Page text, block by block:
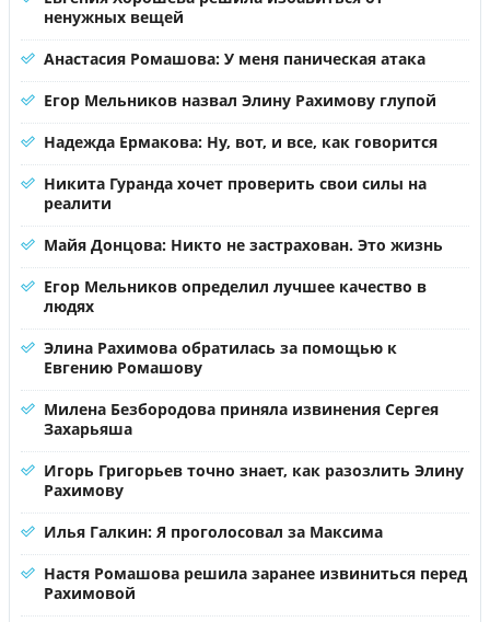
ненужных вещей
Анастасия Ромашова: У меня паническая атака
Егор Мельников назвал Элину Рахимову глупой
Надежда Ермакова: Ну, вот, и все, как говорится
Никита Гуранда хочет проверить свои силы на
реалити
Майя Донцова: Никто не застрахован. Это жизнь
Егор Мельников определил лучшее качество в
людях
Элина Рахимова обратилась за помощью к
Евгению Ромашову
Милена Безбородова приняла извинения Сергея
Захарьяша
Игорь Григорьев точно знает, как разозлить Элину
Рахимову
Илья Галкин: Я проголосовал за Максима
Настя Ромашова решила заранее извиниться перед
Рахимовой